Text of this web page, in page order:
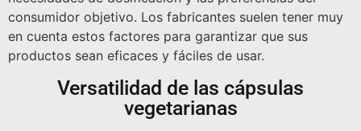
consumidor objetivo. Los fabricantes suelen tener muy
en cuenta estos factores para garantizar que sus
productos sean eficaces y fáciles de usar.
Versatilidad de las cápsulas
vegetarianas